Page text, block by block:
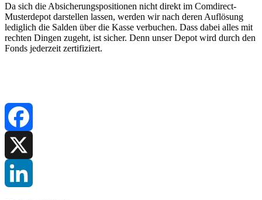
Da sich die Absicherungspositionen nicht direkt im Comdirect-
Musterdepot darstellen lassen, werden wir nach deren Auflösung
lediglich die Salden über die Kasse verbuchen. Dass dabei alles mit
rechten Dingen zugeht, ist sicher. Denn unser Depot wird durch den
Fonds jederzeit zertifiziert.
Facebook
X